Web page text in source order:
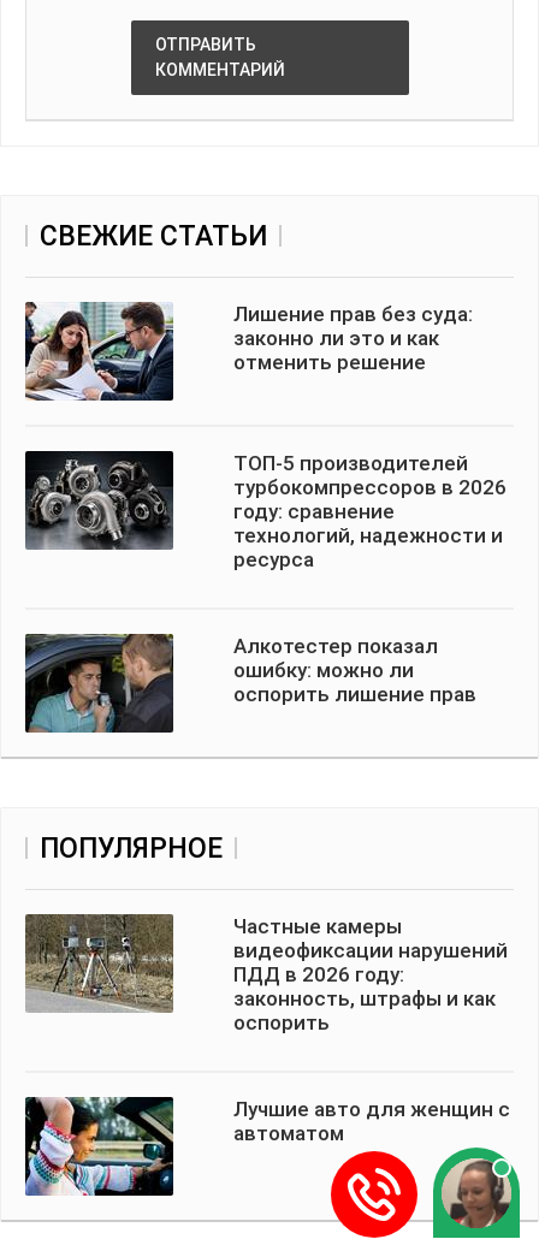
ОТПРАВИТЬ
КОММЕНТАРИЙ
СВЕЖИЕ СТАТЬИ
Лишение прав без суда:
законно ли это и как
отменить решение
ТОП-5 производителей
турбокомпрессоров в 2026
году: сравнение
технологий, надежности и
ресурса
Алкотестер показал
ошибку: можно ли
оспорить лишение прав
ПОПУЛЯРНОЕ
Частные камеры
видеофиксации нарушений
ПДД в 2026 году:
законность, штрафы и как
оспорить
Лучшие авто для женщин с
автоматом